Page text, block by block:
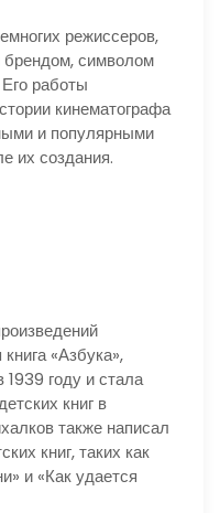
режиссеров,
брендом, символом
Его работы
кинематографа
и популярными
их создания.
«Азбука»,
году и стала
книг в
также написал
книг, таких как
и «Как удается